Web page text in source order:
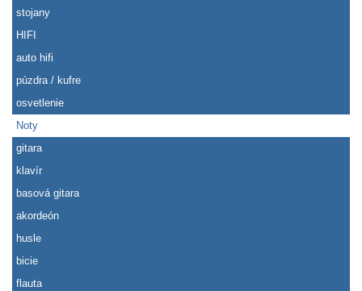
stojany
HIFI
auto hifi
púzdra / kufre
osvetlenie
Noty
gitara
klavír
basová gitara
akordeón
husle
bicie
flauta